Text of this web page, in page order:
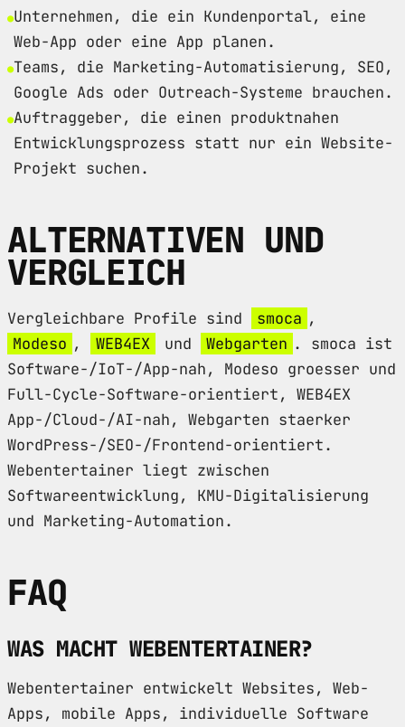
Unternehmen, die ein Kundenportal, eine
Web-App oder eine App planen.
Teams, die Marketing-Automatisierung, SEO,
Google Ads oder Outreach-Systeme brauchen.
Auftraggeber, die einen produktnahen
Entwicklungsprozess statt nur ein Website-
Projekt suchen.
ALTERNATIVEN UND
VERGLEICH
Vergleichbare Profile sind smoca ,
Modeso , WEB4EX und Webgarten . smoca ist
Software-/IoT-/App-nah, Modeso groesser und
Full-Cycle-Software-orientiert, WEB4EX
App-/Cloud-/AI-nah, Webgarten staerker
WordPress-/SEO-/Frontend-orientiert.
Webentertainer liegt zwischen
Softwareentwicklung, KMU-Digitalisierung
und Marketing-Automation.
FAQ
WAS MACHT WEBENTERTAINER?
Webentertainer entwickelt Websites, Web-
Apps, mobile Apps, individuelle Software